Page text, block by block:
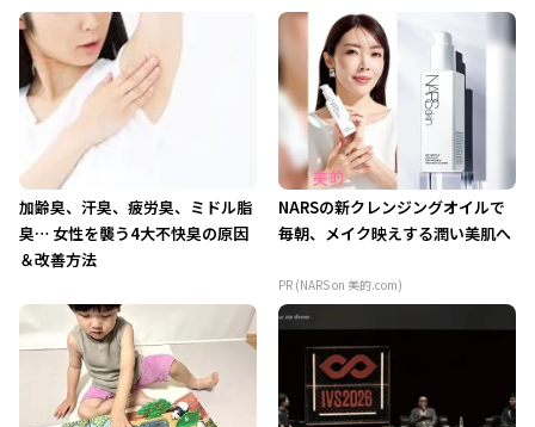
加齢臭、汗臭、疲労臭、ミドル脂
臭… 女性を襲う4大不快臭の原因
＆改善方法
NARSの新クレンジングオイルで
毎朝、メイク映えする潤い美肌へ
PR (NARS on 美的.com)